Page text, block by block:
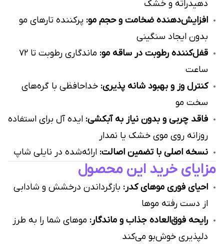
دهیدراته و خشک
افزایش‌دهنده ضخامت و حجم مو: پرکننده تارهای مو
بدون ایجاد سنگینی
قفل‌کننده رطوبت در ساقه مو:
ماندگاری رطوبت تا ۷۲
ساعت
کنترل وز و بهبود شانه پذیری: خداحافظی با گره‌های
سخت مو
فاقد چربی و بدون نیاز به آبکشی: ایده آل برای استفاده
روزانه روی موی خشک یا نمدار
نسخه اصلی با تضمین اصالت: ارائه‌شده در نایلی شاپ
مزایای خرید این محصول
احیای فوری موهای کدر: بازگرداندن درخشش و شادابی
از دست رفته موها
رایحه فوق‌العاده جذاب و ماندگار: موهای شما را به طرز
دلپذیری خوش‌بو می‌کند